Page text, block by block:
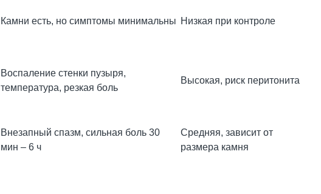
Камни есть, но симптомы минимальны Низкая при контроле
Воспаление стенки пузыря,
температура, резкая боль
Высокая, риск перитонита
Внезапный спазм, сильная боль 30
мин – 6 ч
Средняя, зависит от
размера камня